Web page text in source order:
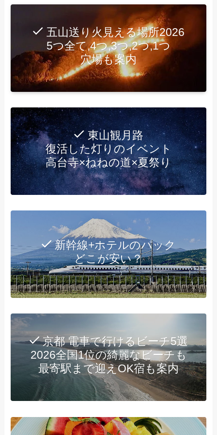
五山送り火見える場所2026
5つ全て,4つ,3つ,2つ,1つ
穴場も案内
東山観月路
復活した灯りのイベント
高台寺×ねねの道×夏祭り
新幹線+ホテルのパック
どこが安い？
京都 電車で行けるビーチ5選
2026全国1位の綺麗なビーチも
最寄駅まで迎えOK宿も案内